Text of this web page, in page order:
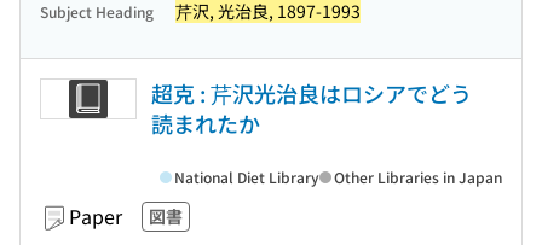
Subject Heading 芹沢, 光治良, 1897-1993
超克 : 芹沢光治良はロシアでどう
読まれたか
Paper 図書
National Diet Library Other Libraries in Japan